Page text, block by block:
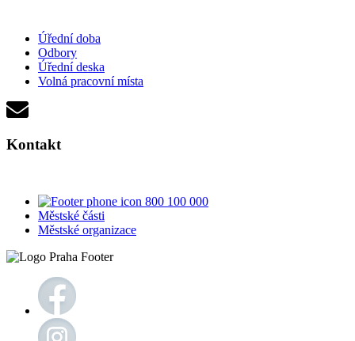
Úřední doba
Odbory
Úřední deska
Volná pracovní místa
Kontakt
800 100 000
Městské části
Městské organizace